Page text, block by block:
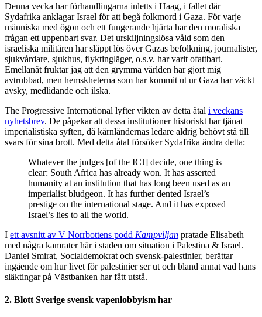
Denna vecka har förhandlingarna inletts i Haag, i fallet där
Sydafrika anklagar Israel för att begå folkmord i Gaza. För varje
människa med ögon och ett fungerande hjärta har den moraliska
frågan ett uppenbart svar. Det urskiljningslösa våld som den
israeliska militären har släppt lös över Gazas befolkning, journalister,
sjukvårdare, sjukhus, flyktingläger, o.s.v. har varit ofattbart.
Emellanåt fruktar jag att den grymma världen har gjort mig
avtrubbad, men hemskheterna som har kommit ut ur Gaza har väckt
avsky, medlidande och ilska.
The Progressive International lyfter vikten av detta åtal i veckans
nyhetsbrev. De påpekar att dessa institutioner historiskt har tjänat
imperialistiska syften, då kärnländernas ledare aldrig behövt stå till
svars för sina brott. Med detta åtal försöker Sydafrika ändra detta:
Whatever the judges [of the ICJ] decide, one thing is
clear: South Africa has already won. It has asserted
humanity at an institution that has long been used as an
imperialist bludgeon. It has further dented Israel’s
prestige on the international stage. And it has exposed
Israel’s lies to all the world.
I ett avsnitt av V Norrbottens podd Kampviljan pratade Elisabeth
med några kamrater här i staden om situation i Palestina & Israel.
Daniel Smirat, Socialdemokrat och svensk-palestinier, berättar
ingående om hur livet för palestinier ser ut och bland annat vad hans
släktingar på Västbanken har fått utstå.
2. Blott Sverige svensk vapenlobbyism har